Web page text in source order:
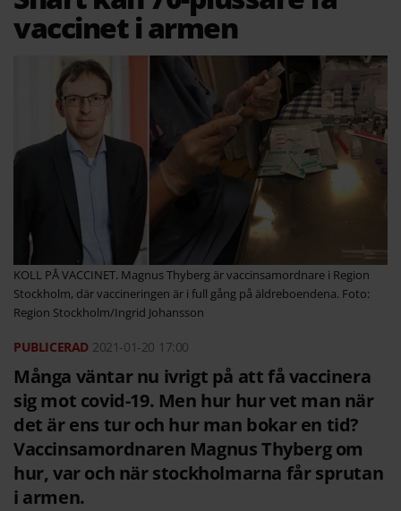
vaccinet i armen
KOLL PÅ VACCINET. Magnus Thyberg är vaccinsamordnare i Region
Stockholm, där vaccineringen är i full gång på äldreboendena. Foto:
Region Stockholm/Ingrid Johansson
2021-01-20 17:00
Många väntar nu ivrigt på att få vaccinera
sig mot covid-19. Men hur hur vet man när
det är ens tur och hur man bokar en tid?
Vaccinsamordnaren Magnus Thyberg om
hur, var och när stockholmarna får sprutan
i armen.